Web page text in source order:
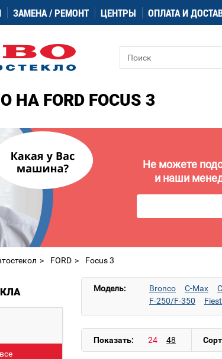
ЗАМЕНА / РЕМОНТ ЦЕНТРЫ ОПЛАТА И
FORD FOCUS 3
Не можете
и наши
FORD Focus 3
Модель: Bronco C-Max
F-250/F-350
Transit Custom
Показать: